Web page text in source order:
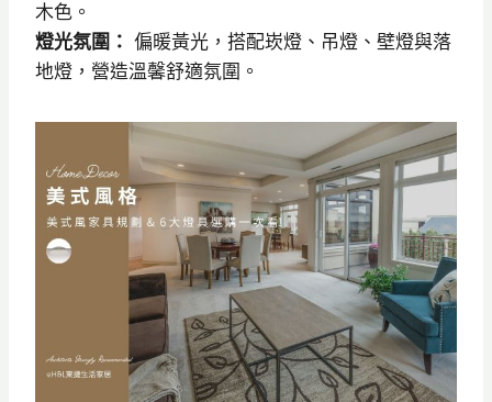
木色。
燈光氛圍： 偏暖黃光，搭配崁燈、吊燈、壁燈與落
地燈，營造溫馨舒適氛圍。